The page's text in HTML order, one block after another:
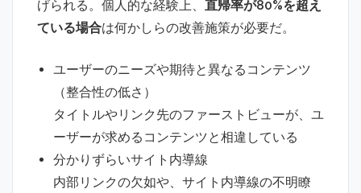
げられる。個人的な経験上、 直帰率が80%を超え
ている場合は何かしらの改善施策が必要だ。
ユーザーのニーズや期待と異なるコンテンツ
（整合性の低さ）
タイトルやリンク先のファーストビューが、ユ
ーザーが求めるコンテンツと相違している
分かりずらいサイト内導線
内部リンクの欠如や、サイト内導線の不明瞭